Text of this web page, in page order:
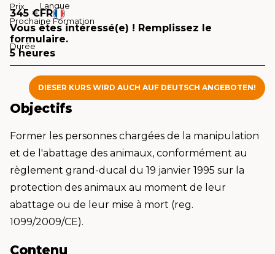
Prix
345 €
Langue
FR
Prochaine Formation
Vous êtes intéressé(e) ! Remplissez le
formulaire.
Durée
5 heures
DIESER KURS WIRD AUCH AUF DEUTSCH ANGEBOTEN!
Objectifs
Former les personnes chargées de la manipulation
et de l'abattage des animaux, conformément au
règlement grand-ducal du 19 janvier 1995 sur la
protection des animaux au moment de leur
abattage ou de leur mise à mort (reg.
1099/2009/CE).
Contenu